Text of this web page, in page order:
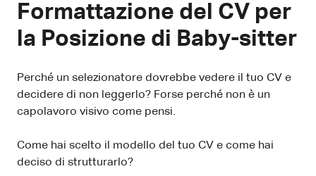
Formattazione del CV per
la Posizione di Baby-sitter
Perché un selezionatore dovrebbe vedere il tuo CV e
decidere di non leggerlo? Forse perché non è un
capolavoro visivo come pensi.
Come hai scelto il modello del tuo CV e come hai
deciso di strutturarlo?